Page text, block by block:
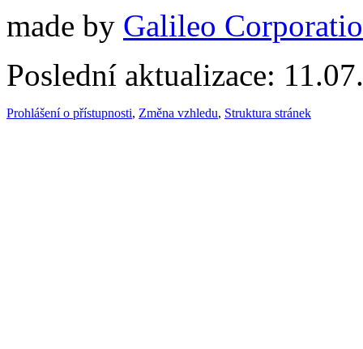
made by Galileo
Poslední aktualizace:
Prohlášení o přístupnosti, Změna vzhledu, Struktura stránek